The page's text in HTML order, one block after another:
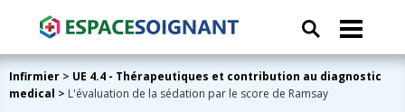
Infirmier > UE 4.4 - Thérapeutiques et contribution au diagnostic
medical > L'évaluation de la sédation par le score de Ramsay